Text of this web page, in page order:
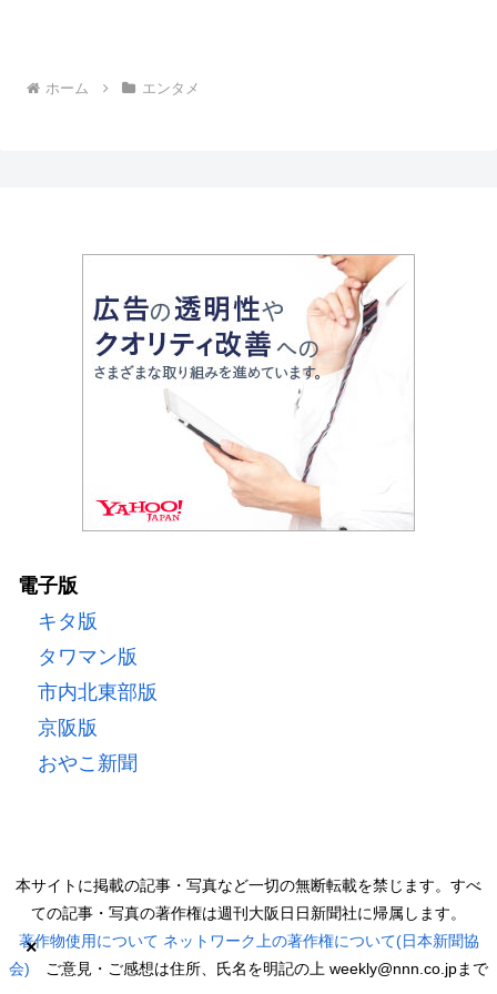
ホーム エンタメ
×
電子版
キタ版
タワマン版
市内北東部版
京阪版
おやこ新聞
本サイトに掲載の記事・写真など一切の無断転載を禁じます。すべ
ての記事・写真の著作権は週刊大阪日日新聞社に帰属します。
著作物使用について ネットワーク上の著作権について(日本新聞協
会) ご意見・ご感想は住所、氏名を明記の上 weekly@nnn.co.jpまで